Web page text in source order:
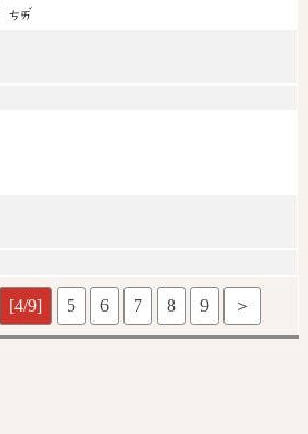
ㄘㄞ
ˇ
[4/9] 5 6 7 8 9 ＞